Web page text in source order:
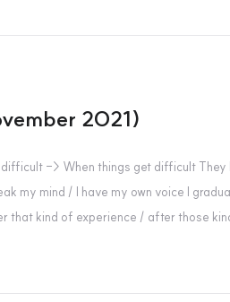
2021)
-> When things get difficult
my mind / I have my own voice I
kind of experience / after those